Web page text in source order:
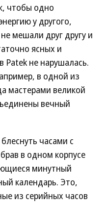
чтобы одно
у другого,
мешали друг другу и
ясных и
Patek не нарушалась.
в одной из
мастерами великой
вечный
часами с
в одном корпусе
минутный
календарь. Это,
из серийных часов